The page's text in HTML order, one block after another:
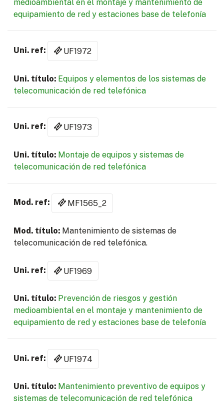
medioambiental en el montaje y mantenimiento de
equipamiento de red y estaciones base de telefonía
UF1972
Equipos y elementos de los sistemas de
telecomunicación de red telefónica
UF1973
Montaje de equipos y sistemas de
telecomunicación de red telefónica
MF1565_2
Mantenimiento de sistemas de
telecomunicación de red telefónica.
UF1969
Prevención de riesgos y gestión
medioambiental en el montaje y mantenimiento de
equipamiento de red y estaciones base de telefonía
UF1974
Mantenimiento preventivo de equipos y
sistemas de telecomunicación de red telefónica